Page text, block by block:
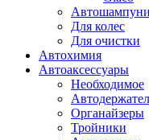
Автошампуни
Для колес
Для очистки
Автохимия
Автоаксессуары
Необходимое
Органайзеры
Тройники